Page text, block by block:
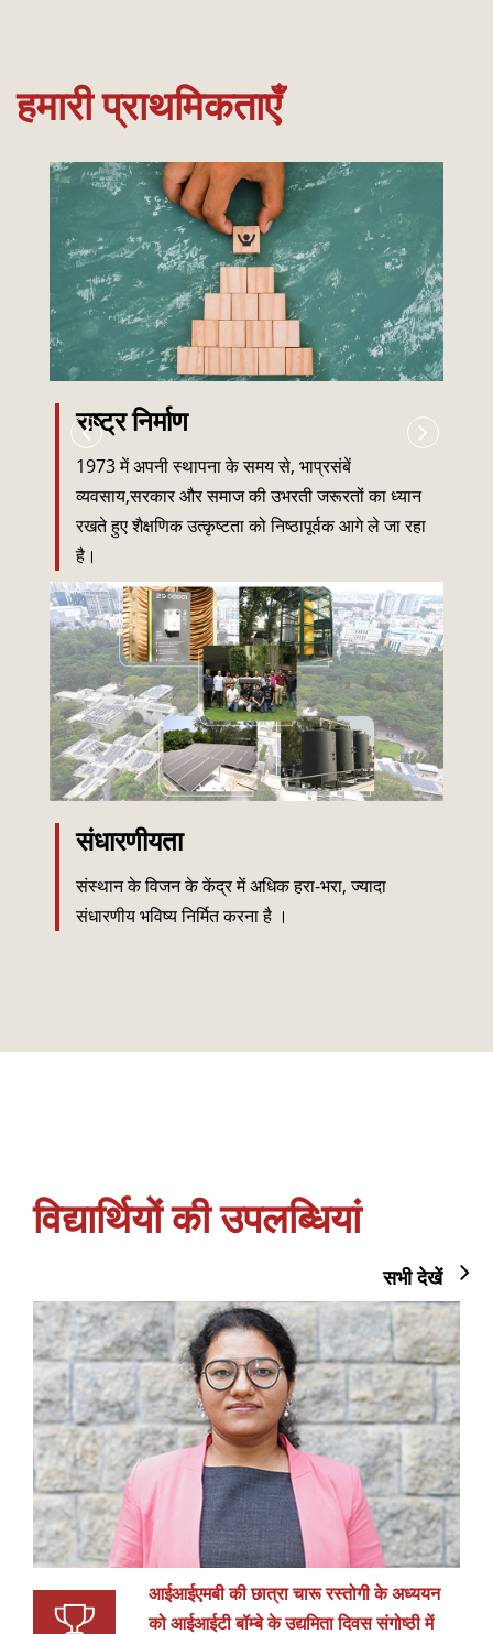
हमारी प्राथमिकताएँ
राष्ट्र निर्माण
1973 में अपनी स्थापना के समय से, भाप्रसंबें
व्यवसाय,सरकार और समाज की उभरती जरूरतों का ध्यान
रखते हुए शैक्षणिक उत्कृष्टता को निष्ठापूर्वक आगे ले जा रहा
है।
संधारणीयता
संस्थान के विजन के केंद्र में अधिक हरा-भरा, ज्यादा
संधारणीय भविष्य निर्मित करना है ।
विद्यार्थियों की उपलब्धियां
सभी देखें
आईआईएमबी की छात्रा चारू रस्तोगी के अध्ययन
को आईआईटी बॉम्बे के उद्यमिता दिवस संगोष्ठी में